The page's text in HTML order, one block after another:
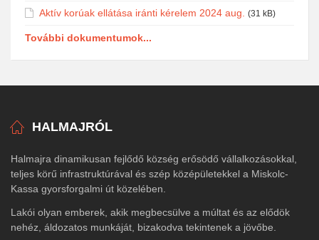
Aktív korúak ellátása iránti kérelem 2024 aug. (31 kB)
További dokumentumok...
HALMAJRÓL
Halmajra dinamikusan fejlődő község erősödő vállalkozásokkal,
teljes körű infrastruktúrával és szép középületekkel a Miskolc-
Kassa gyorsforgalmi út közelében.
Lakói olyan emberek, akik megbecsülve a múltat és az elődök
nehéz, áldozatos munkáját, bizakodva tekintenek a jövőbe.